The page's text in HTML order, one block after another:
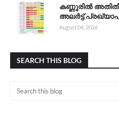
കണ്ണൂരിൽ
അലർട്ട്
August 04, 2026
SEARCH THIS BLOG